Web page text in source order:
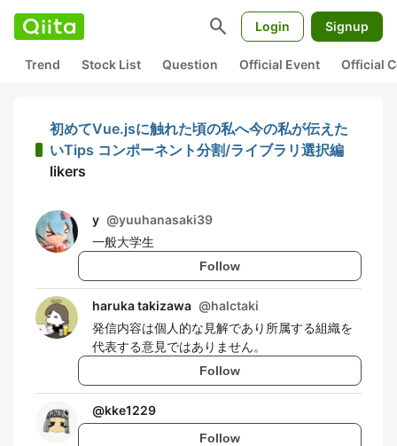
search Login Signup
Trend Stock List Question Official Event Official
初めてVue.jsに触れた頃の私へ今の私が伝えた
いTips コンポーネント分割/ライブラリ選択編
likers
y @yuuhanasaki39
一般大学生
Follow
haruka takizawa @halctaki
発信内容は個人的な見解であり所属する組織を
代表する意見ではありません。
Follow
@kke1229
Follow